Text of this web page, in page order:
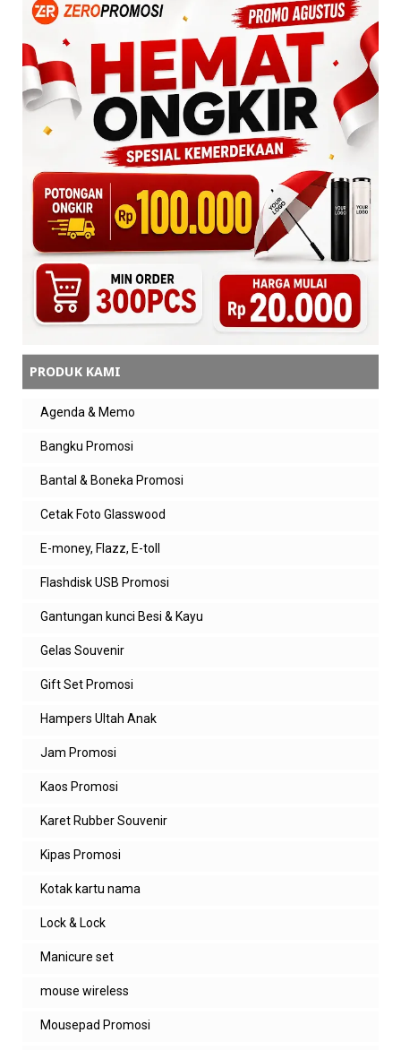
Balas
Shaa'mirh
Wah makanannya enak-enak keliatannya 😁
Balas
Balasan
admin zeropromosi
Anonim
wahh cocok untuk variasi menu baru , biar ga
amin
sarapan
thks referensinya
Hesti
kebetulan suami saya suka makanan pecel daun
Balas
Ditha
Nasi liwet ga ada tanding, no debat.
PRODUK KAMI
Agenda & Memo
Bangku Promosi
Bantal & Boneka Promosi
Cetak Foto Glasswood
E-money, Flazz, E-toll
Flashdisk USB Promosi
Gantungan kunci Besi & Kayu
Gelas Souvenir
Gift Set Promosi
Hampers Ultah Anak
Jam Promosi
Kaos Promosi
Karet Rubber Souvenir
Kipas Promosi
Kotak kartu nama
Lock & Lock
Manicure set
mouse wireless
Mousepad Promosi